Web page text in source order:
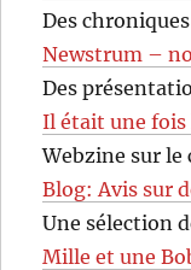
Des
Newstrum –
Des
Il était une fois
Webzine sur le
Blog: Avis sur
Une sélection
Mille et une